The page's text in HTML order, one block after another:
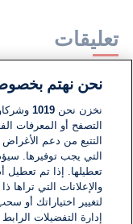
تعليقات
لا توجد تعليقات
اكتب تعليقًا
نحن نهتم
نخزن نحن1019
التصفح أو المعرفات
التتبع من دعم الأغراض
التي يجب توفيرها.
تعطيلها. إذا تم تعطيل
والإعلانات التي
لتغيير اختياراتك أو
إدارة التفضيلات